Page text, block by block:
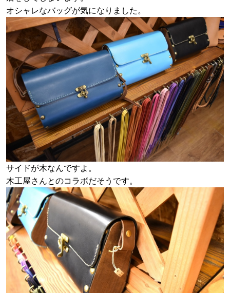
オシャレなバッグが気になりました。
サイドが木なんですよ。
木工屋さんとのコラボだそうです。